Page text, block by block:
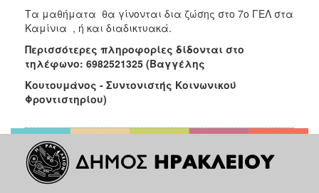
Τα μαθήματα θα γίνονται δια ζώσης στο 7ο ΓΕΛ στα
Καμίνια , ή και διαδικτυακά.
Περισσότερες πληροφορίες δίδονται στο
τηλέφωνο: 6982521325 (Βαγγέλης
Κουτουμάνος - Συντονιστής Κοινωνικού
Φροντιστηρίου)